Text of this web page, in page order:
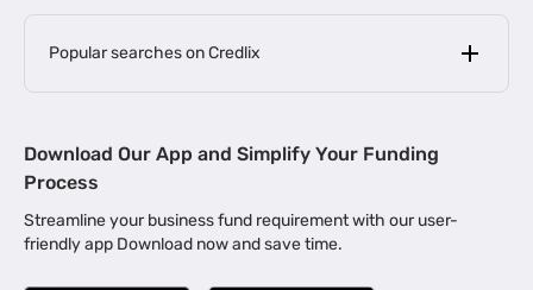
Popular searches on Credlix
MSME Loan for Startups |
Business Loan in Kerala | Business Loan in Bengaluru |
Download Our App and Simplify Your Funding
Process
Streamline your business fund requirement with our user-
friendly app Download now and save time.